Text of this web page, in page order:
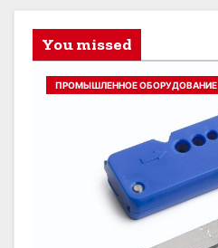
You missed
ПРОМЫШЛЕННОЕ ОБОРУДОВАНИЕ